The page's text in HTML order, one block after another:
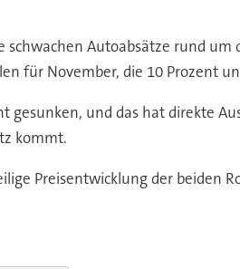
schwachen Autoabsätze rund
für November, die 10 Prozent
gesunken, und das hat direkte
kommt.
Preisentwicklung der